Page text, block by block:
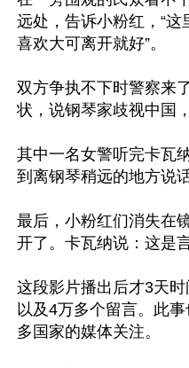
远处，告诉小粉红，“
喜欢大可离开就好”。
双方争执不下时警察来
状，说钢琴家歧视中国
其中一名女警听完卡瓦
到离钢琴稍远的地方说话
最后，小粉红们消失在
开了。卡瓦纳说：这是
这段影片播出后才3天
以及4万多个留言。此
多国家的媒体关注。